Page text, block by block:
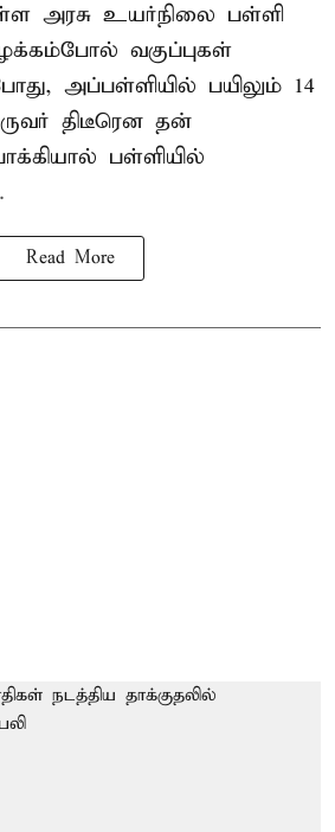
அரசு உயர்நிலை பள்ளி
வகுப்புகள்
அப்பள்ளியில் பயிலும் 14
திடீரென தன்
பள்ளியில்
Read More